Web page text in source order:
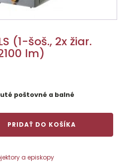
(1-šoš., 2x žiar.
lm)
poštovné a balné
PRIDAŤ DO KOŠÍKA
a episkopy